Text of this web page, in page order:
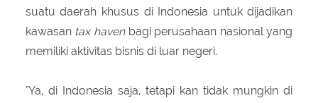
suatu daerah khusus di Indonesia untuk dijadikan
kawasan tax havenbagi perusahaan nasional yang
memiliki aktivitas bisnis di luar negeri.
"Ya, di Indonesia saja, tetapi kan tidak mungkin di